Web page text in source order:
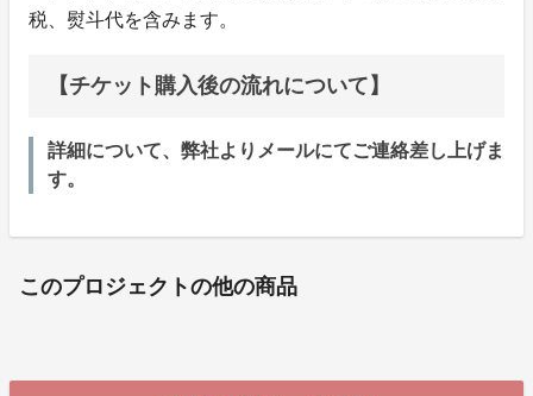
税、熨斗代を含みます。
【チケット購入後の流れについて】
詳細について、弊社よりメールにてご連絡差し上げま
す。
このプロジェクトの他の商品